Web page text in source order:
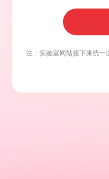
注：实验室网站接下来统